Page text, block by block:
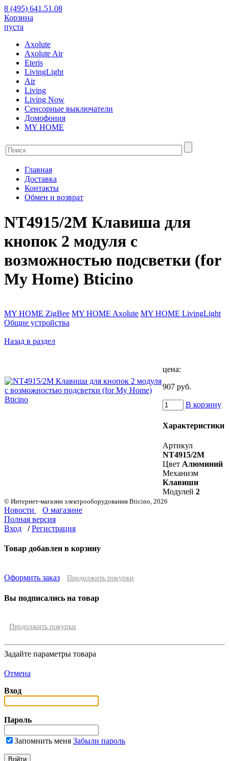
8 (495) 641.51.08
Корзина
пуста
Axolute
Axolute Air
Eteris
LivingLight
Air
Living
Living Now
Сенсорные выключатели
Домофония
MY HOME
Главная
Доставка
Контакты
Обмен и возврат
NT4915/2M Клавиша для
кнопок 2 модуля с
возможностью подсветки (for
My Home) Bticino
MY HOME ZigBee MY HOME Axolute MY HOME LivingLight
Общие устройства
Назад в раздел
цена:
907 руб.
В корзину
Характеристики
Артикул
NT4915/2M
Цвет Алюминий
Механизм
Клавиши
Модулей 2
© Интернет-магазин электрооборудования Bticino, 2026
Новости
О магазине
Полная версия
Вход
/ Регистрация
Товар добавлен в корзину
Оформить заказ Продолжить покупки
Вы подписались на товар
Продолжить покупки
Задайте параметры товара
Отмена
Вход
Пароль
Запомнить меня Забыли пароль